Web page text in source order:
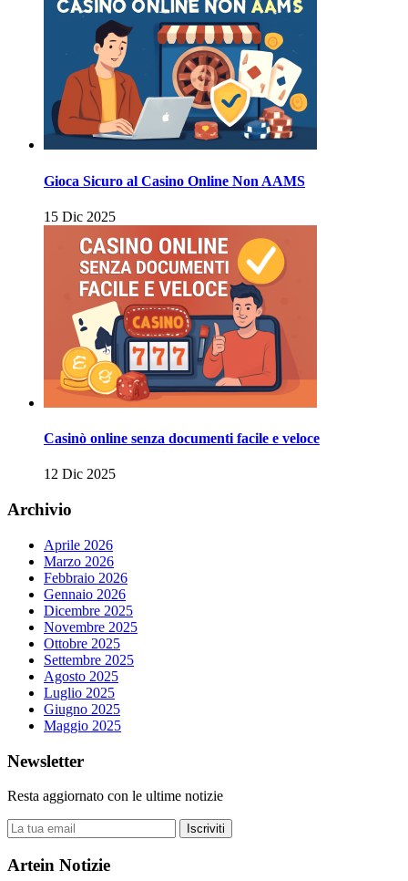
Gioca Sicuro al Casino Online Non AAMS
15 Dic 2025
Casinò online senza documenti facile e veloce
12 Dic 2025
Archivio
Aprile 2026
Marzo 2026
Febbraio 2026
Gennaio 2026
Dicembre 2025
Novembre 2025
Ottobre 2025
Settembre 2025
Agosto 2025
Luglio 2025
Giugno 2025
Maggio 2025
Newsletter
Resta aggiornato con le ultime notizie
Iscriviti
Artein Notizie